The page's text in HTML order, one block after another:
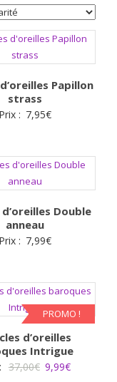
Papillon
strass
Prix : 7,95€
Double
anneau
Prix : 7,99€
PROMO !
d’oreilles
Intrigue
37,00€ Le
9,99€Le